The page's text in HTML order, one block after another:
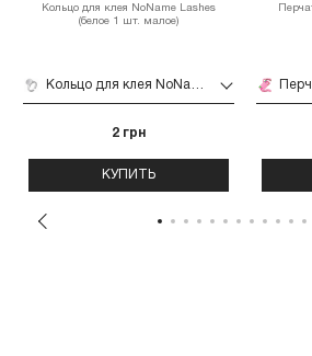
Кольцо для клея NoName Lashes
(белое 1 шт. малое)
2 грн
КУПИТЬ